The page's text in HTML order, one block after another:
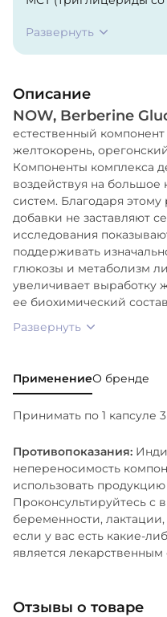
капсула (бычий
карамельный
Развернуть
Описание
NOW, Berberine
естественный компонент
желтокорень,
Компоненты комплекса
воздействуя на большое
систем. Благодаря этому
добавки не заставляют
исследования
поддерживать
глюкозы и метаболизм
увеличивает выработку
ее биохимический
Развернуть
ПрименениеО бренде
Принимать по 1 капсуле
Противопоказания:
непереносимость
использовать
Проконсультируйтесь с
беременности,
если у вас есть какие-
является лекарственным
Отзывы о товаре